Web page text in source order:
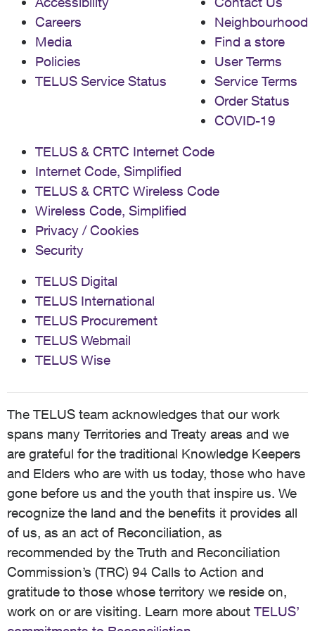
et TELUS travaille chaque jour pour faire cesser ces
appels frauduleux. Fonctionnalités/services ou crédits
gratuits Vous pourriez recevoir un appel d'un numéro
usurpé, offrant des choses telles que des forfaits
promotionnels, des services gratuits ou des crédits.
L'appelant demandera vos informations
sensibles/personnelles ou de compte pour appliquer
donnez jamais d'informations personnelles ou de
compte, et mettez simplement fin à l'appel. Aucune
autre action n'est nécessaire. Votre sécurité est
importante pour nous. Parce que les fraudeurs ne
s'arrêtent jamais, nous nous engageons à vous
fournir des informations sur les dernières tactiques
utilisées par ceux-ci afin que vous puissiez rester
informé. Pour en savoir plus sur diverses arnaques et
comment vous protéger, explorez ces autres articles :
d'identité de marque Arnaques numériques/en ligne
Vol d'identité
Careers
Media
Policies
TELUS Service Status
Neighbourhood
Find a store
User Terms
Service Terms
Order Status
COVID-19
TELUS & CRTC Internet Code
Internet Code, Simplified
TELUS & CRTC Wireless Code
Wireless Code, Simplified
Privacy / Cookies
Security
TELUS Digital
TELUS International
TELUS Procurement
TELUS Webmail
TELUS Wise
The TELUS team acknowledges that our work
spans many Territories and Treaty areas and we
are grateful for the traditional Knowledge Keepers
and Elders who are with us today, those who have
gone before us and the youth that inspire us. We
recognize the land and the benefits it provides all
of us, as an act of Reconciliation, as
recommended by the Truth and Reconciliation
Commission’s (TRC) 94 Calls to Action and
gratitude to those whose territory we reside on,
work on or are visiting. Learn more about TELUS’